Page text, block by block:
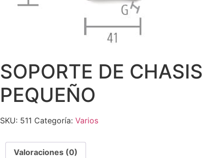
SOPORTE DE CHASIS
PEQUEÑO
SKU: 511 Categoría: Varios
Valoraciones (0)